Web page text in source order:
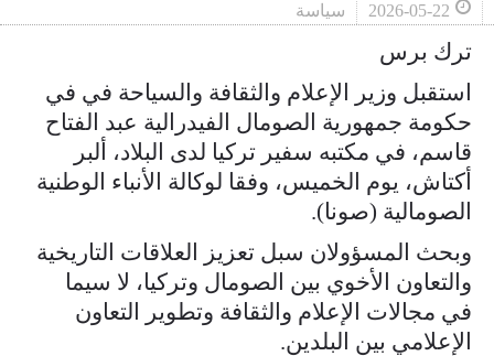
2026-05-22 سياسة
ترك برس
استقبل وزير الإعلام والثقافة والسياحة في في
حكومة جمهورية الصومال الفيدرالية عبد الفتاح
قاسم، في مكتبه سفير تركيا لدى البلاد، ألبر
أكتاش، يوم الخميس، وفقا لوكالة الأنباء الوطنية
الصومالية (صونا).
وبحث المسؤولان سبل تعزيز العلاقات التاريخية
والتعاون الأخوي بين الصومال وتركيا، لا سيما
في مجالات الإعلام والثقافة وتطوير التعاون
الإعلامي بين البلدين.